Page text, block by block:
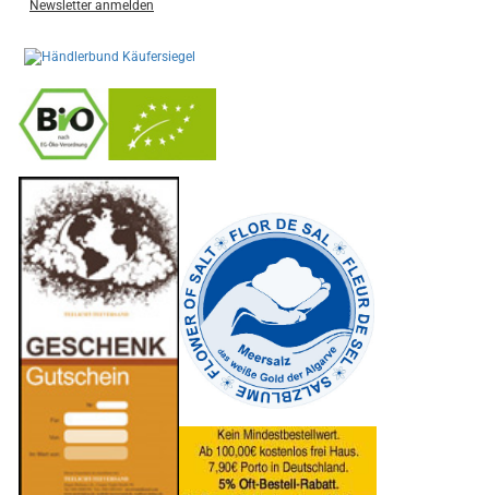
Newsletter anmelden